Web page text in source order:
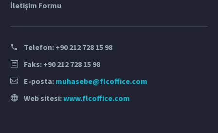
İletişim Formu
Telefon: +90 212 728 15 98
Faks: +90 212 728 15 98
E-posta: muhasebe@flcoffice.com
Web sitesi:www.flcoffice.com